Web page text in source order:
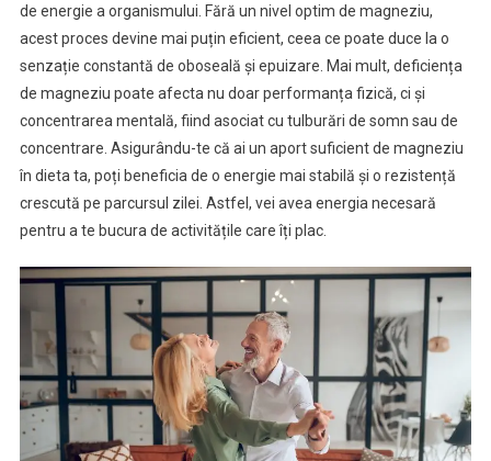
de energie a organismului. Fără un nivel optim de magneziu,
acest proces devine mai puțin eficient, ceea ce poate duce la o
senzație constantă de oboseală și epuizare. Mai mult, deficiența
de magneziu poate afecta nu doar performanța fizică, ci și
concentrarea mentală, fiind asociat cu tulburări de somn sau de
concentrare. Asigurându-te că ai un aport suficient de magneziu
în dieta ta, poți beneficia de o energie mai stabilă și o rezistență
crescută pe parcursul zilei. Astfel, vei avea energia necesară
pentru a te bucura de activitățile care îți plac.